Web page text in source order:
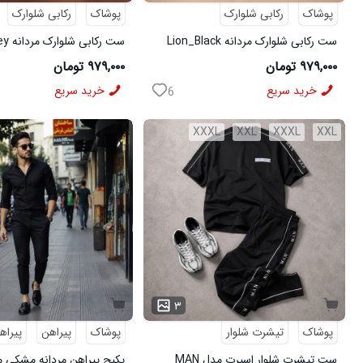
پوشاک
رکابی شلوارک
ست رکابی شلوارک مردانه Lion_Black
مدل 3997
۹۷۹,۰۰۰ تومان
خرید سریع 6
پوشاک
رکابی شلوارک
3996
۹۷۹,۰۰۰ تومان
خرید سریع
XXL
XXXL
XXL
XXXL
۳
پوشاک
تیشرت شلوار
پوشاک
پیراهن